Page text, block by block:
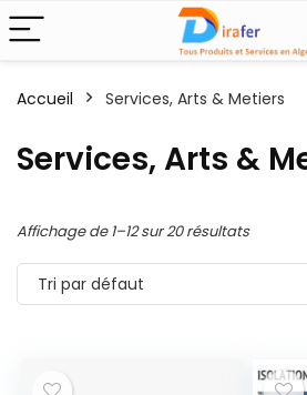
Accueil Services, Arts & Metiers
Services, Arts &
Affichage de 1–12 sur 20 résultats
Tri par défaut